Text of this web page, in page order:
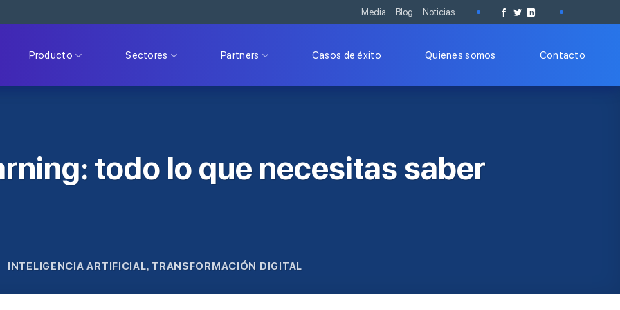
Media Blog Noticias
Producto Sectores Partners Casos de éxito Quienes somos Contacto
INTELIGENCIA ARTIFICIAL, TRANSFORMACIÓN DIGITAL
todo lo que necesitas saber